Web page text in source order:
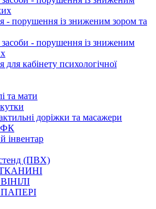
- порушення із зниженим зором та
- порушення із зниженим
кабінету психологічної
та мати
доріжки та масажери
інвентар
(ПВХ)